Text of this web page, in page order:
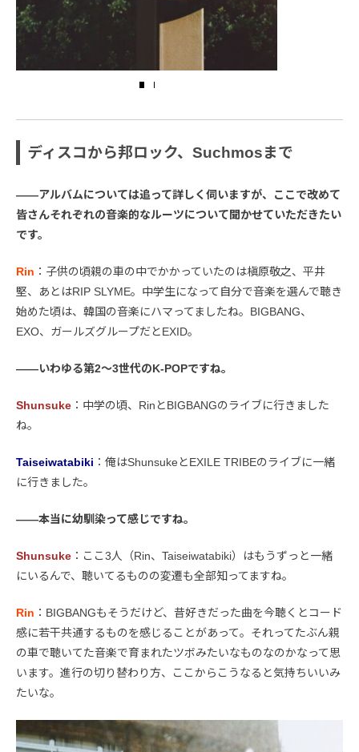
ディスコから邦ロック、Suchmosまで
――アルバムについては追って詳しく伺いますが、ここで改めて
皆さんそれぞれの音楽的なルーツについて聞かせていただきたい
です。
Rin ：子供の頃親の車の中でかかっていたのは槇原敬之、平井
堅、あとはRIP SLYME。中学生になって自分で音楽を選んで聴き
始めた頃は、韓国の音楽にハマってましたね。BIGBANG、
EXO、ガールズグループだとEXID。
――いわゆる第2〜3世代のK-POPですね。
Shunsuke ：中学の頃、RinとBIGBANGのライブに行きました
ね。
Taiseiwatabiki ：俺はShunsukeとEXILE TRIBEのライブに一緒
に行きました。
――本当に幼馴染って感じですね。
Shunsuke ：ここ3人（Rin、Taiseiwatabiki）はもうずっと一緒
にいるんで、聴いてるものの変遷も全部知ってますね。
Rin ：BIGBANGもそうだけど、昔好きだった曲を今聴くとコード
感に若干共通するものを感じることがあって。それってたぶん親
の車で聴いてた音楽で育まれたツボみたいなものなのかなって思
います。進行の切り替わり方、ここからこうなると気持ちいいみ
たいな。